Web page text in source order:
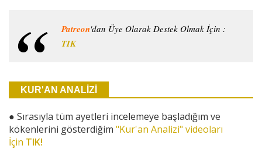
Patreon'dan Üye Olarak Destek Olmak İçin :
TIK
KUR'AN ANALİZİ
● Sırasıyla tüm ayetleri incelemeye başladığım ve
kökenlerini gösterdiğim "Kur'an Analizi" videoları
İçin TIK!